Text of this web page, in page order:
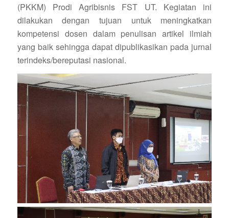
(PKKM) Prodi Agribisnis FST UT. Kegiatan ini
dilakukan dengan tujuan untuk meningkatkan
kompetensi dosen dalam penulisan artikel ilmiah
yang baik sehingga dapat dipublikasikan pada jurnal
terindeks/bereputasi nasional.